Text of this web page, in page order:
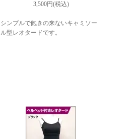
3,500円(税込)
シンプルで飽きの来ないキャミソー
ル型レオタードです。